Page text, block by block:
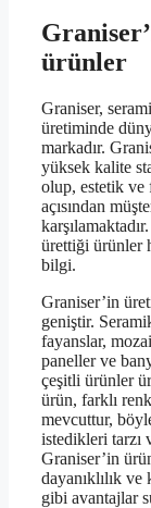
ürünler
Graniser,
üretiminde
markadır.
yüksek kalite
olup, estetik
açısından
ürettiği ürünler
bilgi.
Graniser’in
geniştir.
fayanslar,
paneller ve
çeşitli ürünler
ürün, farklı
mevcuttur,
istedikleri tarzı
Graniser’in
dayanıklılık
gibi avantajlar